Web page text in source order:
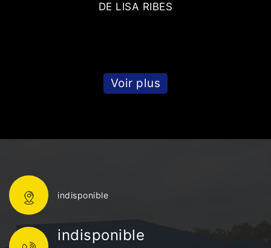
DE LISA RIBES
Voir plus
indisponible
indisponible